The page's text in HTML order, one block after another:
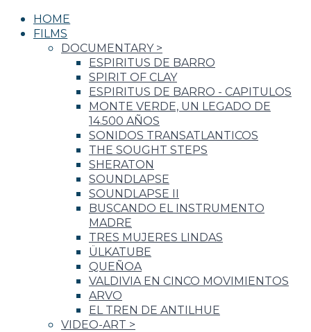
HOME
FILMS
DOCUMENTARY >
ESPIRITUS DE BARRO
SPIRIT OF CLAY
ESPIRITUS DE BARRO - CAPITULOS
MONTE VERDE, UN LEGADO DE
14.500 AÑOS
SONIDOS TRANSATLANTICOS
THE SOUGHT STEPS
SHERATON
SOUNDLAPSE
SOUNDLAPSE II
BUSCANDO EL INSTRUMENTO
MADRE
TRES MUJERES LINDAS
ÜLKATUBE
QUEÑOA
VALDIVIA EN CINCO MOVIMIENTOS
ARVO
EL TREN DE ANTILHUE
VIDEO-ART >